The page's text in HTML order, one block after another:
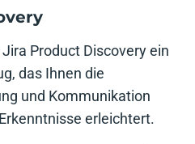
Product Discovery ein
das Ihnen die
und Kommunikation
erleichtert.